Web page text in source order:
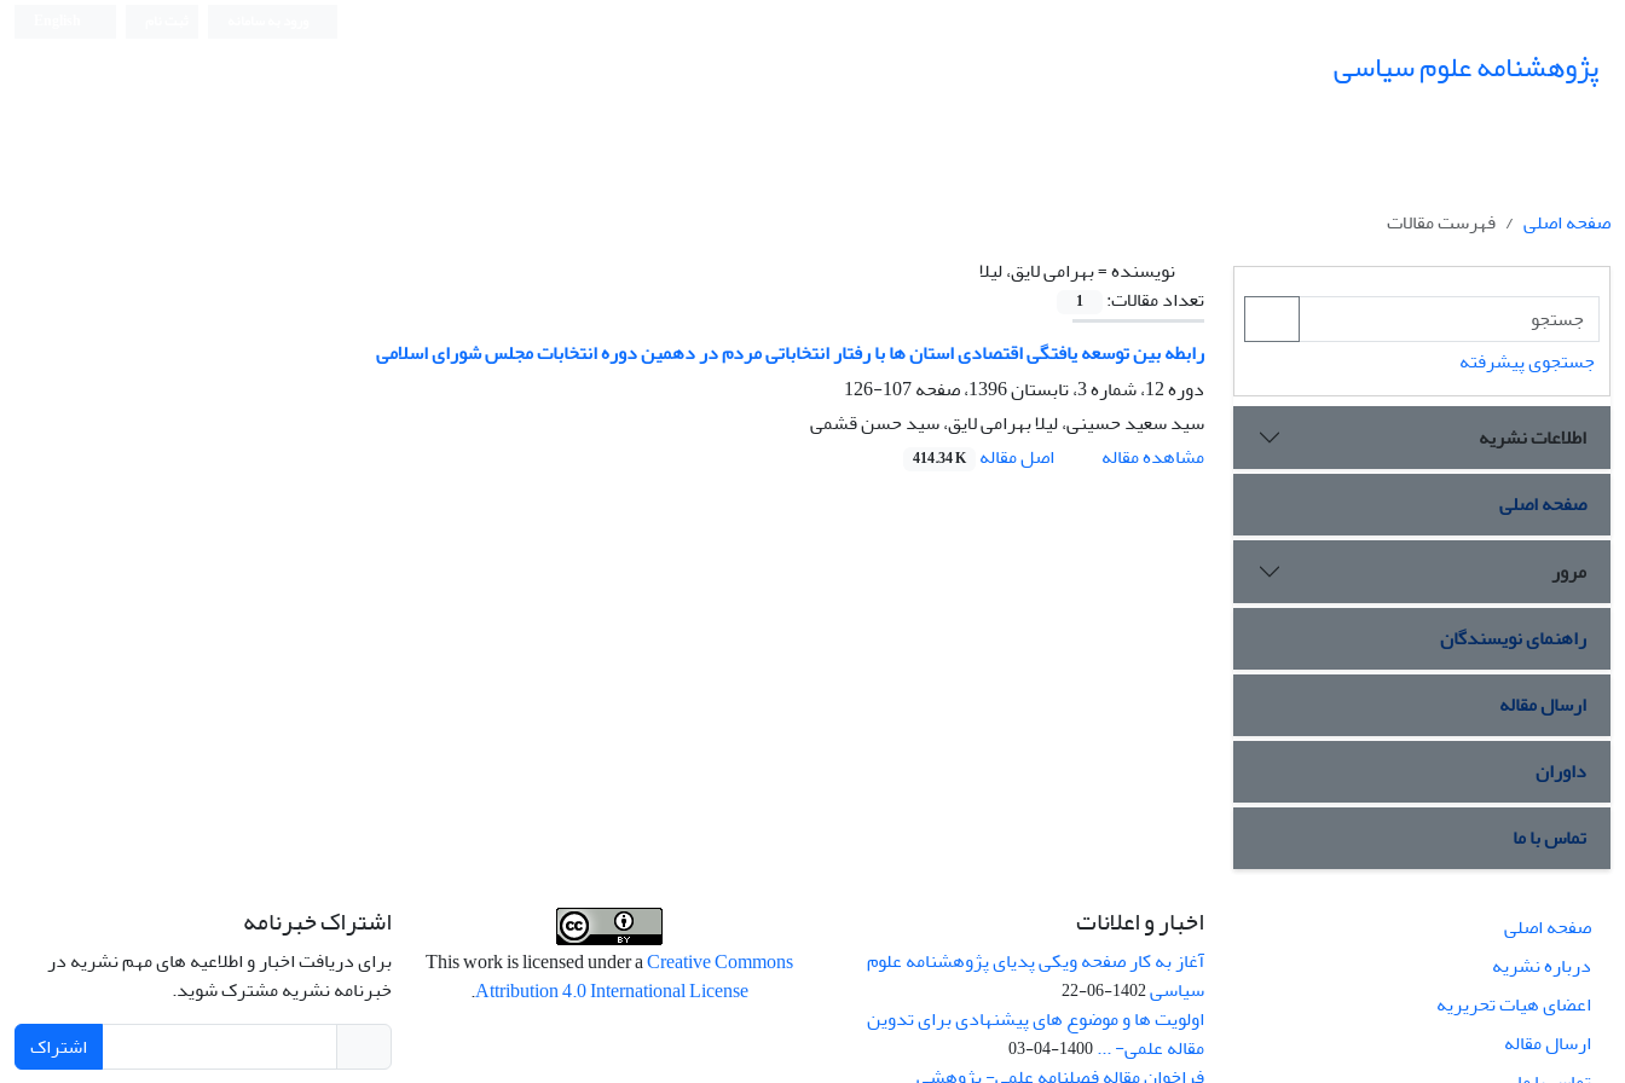
پژوهشنامه علوم سیاسی
صفحه اصلی
فهرست مقالات
نویسنده =بهرامی لایق، لیلا
تعداد مقالات:
1
رابطه بین توسعه یافتگی اقتصادی استان ها با رفتار انتخاباتی مردم در دهمین دوره انتخابات مجلس شورای اسلامی
دوره 12، شماره 3، تابستان 1396، صفحه
107-126
سید سعید حسینی، لیلا بهرامی لایق، سید حسن قشمی
مشاهده مقاله
اصل مقاله 414.34 K
جستجوی پیشرفته
اطلاعات نشریه
صفحه اصلی
مرور
راهنمای نویسندگان
ارسال مقاله
داوران
تماس با ما
صفحه اصلی
درباره نشریه
اعضای هیات تحریریه
ارسال مقاله
اخبار و اعلانات
آغاز به کار صفحه ویکی پدیای پژوهشنامه علوم
سیاسی1402-06-22
اولویت ها و موضوع های پیشنهادی برای تدوین
مقاله علمی- ...1400-04-03
This work is licensed under aCreative Commons
Attribution 4.0 International License
.
اشتراک خبرنامه
برای دریافت اخبار و اطلاعیه های مهم نشریه در
خبرنامه نشریه مشترک شوید.
اشتراک